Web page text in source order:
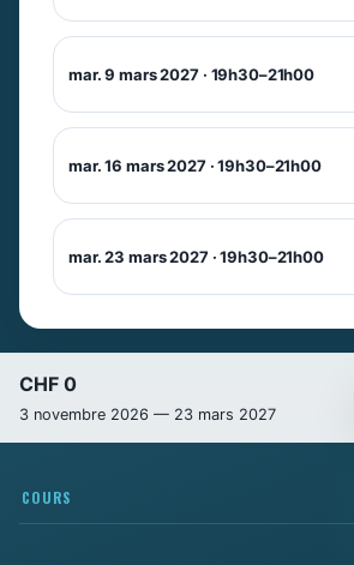
mar. 9 mars 2027 · 19h30–21h00
mar. 16 mars 2027 · 19h30–21h00
mar. 23 mars 2027 · 19h30–21h00
CHF 0
3 novembre 2026 — 23 mars 2027
COURS
Newsletter
nouveautés que nous réservons à nos
fidèles abonnés.
Prénom*
Nom